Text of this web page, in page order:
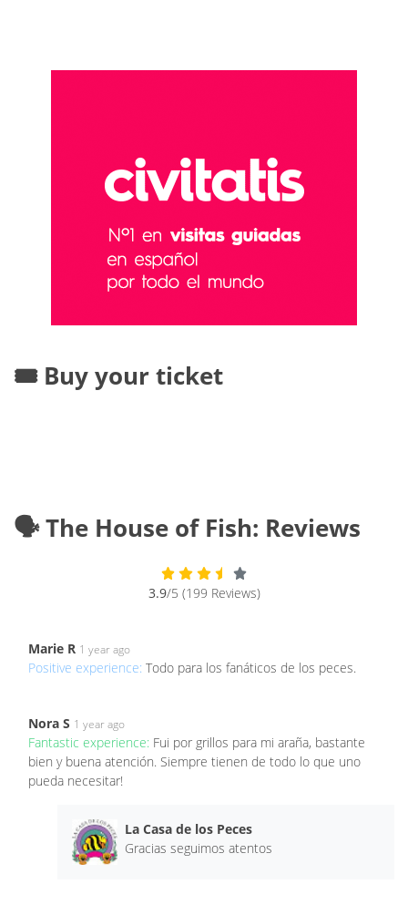
🎟️ Buy your ticket
🗣️ The House of Fish: Reviews
3.9/5 (199 Reviews)
Marie R 1 year ago
Positive experience: Todo para los fanáticos de los peces.
Nora S 1 year ago
Fantastic experience: Fui por grillos para mi araña, bastante
bien y buena atención. Siempre tienen de todo lo que uno
pueda necesitar!
La Casa de los Peces
Gracias seguimos atentos